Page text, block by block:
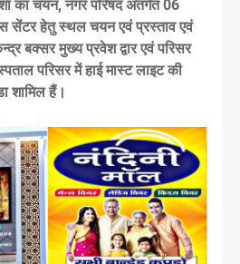
का चयन, नगर परिषद अंतर्गत 06
सेंटर हेतु स्थल चयन एवं प्रस्ताव एवं
बक्सर मुख्य प्रवेश द्वार एवं परिसर
परिसर में हाई मास्ट लाइट की
शामिल हैं।